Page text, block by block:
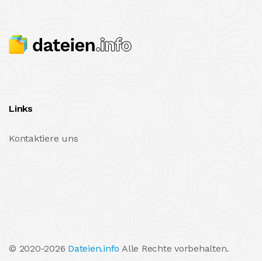
Links
Kontaktiere uns
© 2020-2026 Dateien.info Alle Rechte vorbehalten.